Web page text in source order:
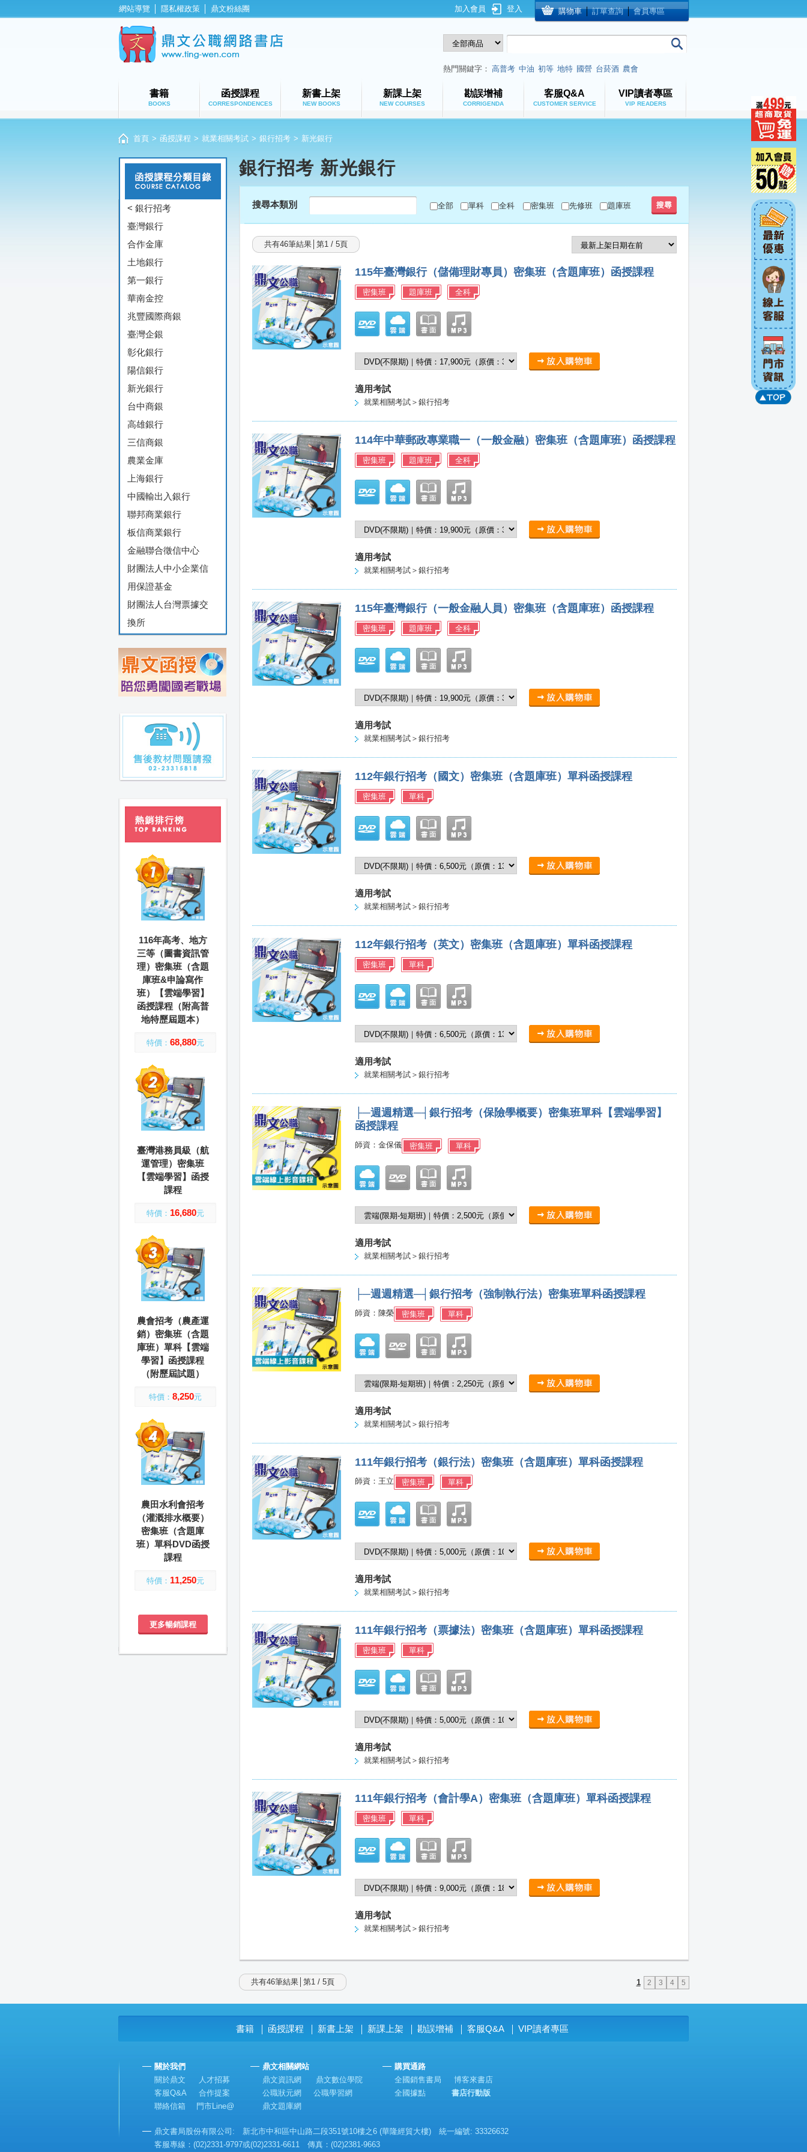
網站導覽 隱私權政策 鼎文粉絲團 購物車 │訂單查詢 │會員專區
登入
加入會員
鼎文公職網路書店
熱門關鍵字： 高普考 中油 初等 地特 國營 台菸酒 農會
書籍
BOOKS
函授課程
CORRESPONDENCES
新書上架
NEW BOOKS
新課上架
NEW COURSES
勘誤增補
CORRIGENDA
客服Q&A
CUSTOMER SERVICE
VIP讀者專區
VIP READERS
首頁 > 函授課程 > 就業相關考試 > 銀行招考 > 新光銀行
< 銀行招考
臺灣銀行
合作金庫
土地銀行
第一銀行
華南金控
兆豐國際商銀
臺灣企銀
彰化銀行
陽信銀行
新光銀行
台中商銀
高雄銀行
三信商銀
農業金庫
上海銀行
中國輸出入銀行
聯邦商業銀行
板信商業銀行
金融聯合徵信中心
財團法人中小企業信
用保證基金
財團法人台灣票據交
換所
116年高考、地方
三等（圖書資訊管
理）密集班（含題
庫班&申論寫作
班）【雲端學習】
函授課程（附高普
地特歷屆題本）
特價： 68,880元
臺灣港務員級（航
運管理）密集班
【雲端學習】函授
課程
特價： 16,680元
農會招考（農產運
銷）密集班（含題
庫班）單科【雲端
學習】函授課程
（附歷屆試題）
特價： 8,250元
農田水利會招考
（灌溉排水概要）
密集班（含題庫
班）單科DVD函授
課程
特價： 11,250元
更多暢銷課程
銀行招考 新光銀行
搜尋本類別 全部 單科 全科 密集班 先修班 題庫班
共有46筆結果│第1 / 5頁
115年臺灣銀行（儲備理財專員）密集班（含題庫班）函授課程
密集班 題庫班 全科
適用考試
就業相關考試＞銀行招考
114年中華郵政專業職一（一般金融）密集班（含題庫班）函授課程
密集班 題庫班 全科
適用考試
就業相關考試＞銀行招考
115年臺灣銀行（一般金融人員）密集班（含題庫班）函授課程
密集班 題庫班 全科
適用考試
就業相關考試＞銀行招考
112年銀行招考（國文）密集班（含題庫班）單科函授課程
密集班 單科
適用考試
就業相關考試＞銀行招考
112年銀行招考（英文）密集班（含題庫班）單科函授課程
密集班 單科
適用考試
就業相關考試＞銀行招考
├─週週精選─┤銀行招考（保險學概要）密集班單科【雲端學習】
函授課程
師資：金保儀 密集班 單科
適用考試
就業相關考試＞銀行招考
├─週週精選─┤銀行招考（強制執行法）密集班單科函授課程
師資：陳榮 密集班 單科
適用考試
就業相關考試＞銀行招考
111年銀行招考（銀行法）密集班（含題庫班）單科函授課程
師資：王立 密集班 單科
適用考試
就業相關考試＞銀行招考
111年銀行招考（票據法）密集班（含題庫班）單科函授課程
密集班 單科
適用考試
就業相關考試＞銀行招考
111年銀行招考（會計學A）密集班（含題庫班）單科函授課程
密集班 單科
適用考試
就業相關考試＞銀行招考
共有46筆結果│第1 / 5頁 1 2 3 4 5
書籍 函授課程 新書上架 新課上架 勘誤增補 客服Q&A VIP讀者專區
關於我們
關於鼎文
人才招募
客服Q&A
合作提案
聯絡信箱
門市Line@
鼎文相關網站
鼎文資訊網
鼎文數位學院
公職狀元網
公職學習網
鼎文題庫網
購買通路
全國銷售書局
博客來書店
全國據點
書店行動版
鼎文書局股份有限公司: 新北市中和區中山路二段351號10樓之6 (華隆經貿大樓) 統一編號: 33326632
客服專線：(02)2331-9797或(02)2331-6611 傳真：(02)2381-9663